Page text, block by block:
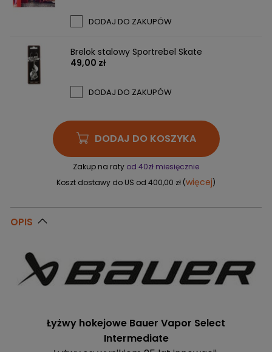
DODAJ DO ZAKUPÓW
Brelok stalowy Sportrebel Skate
49,00 zł
DODAJ DO ZAKUPÓW
DODAJ DO KOSZYKA
Zakup na raty od 40zł miesięcznie
Koszt dostawy do US od 400,00 zł (więcej)
OPIS
Łyżwy hokejowe Bauer Vapor Select
Intermediate